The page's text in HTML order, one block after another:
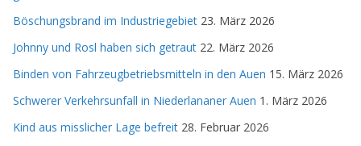
Böschungsbrand im Industriegebiet 23. März 2026
Johnny und Rosl haben sich getraut 22. März 2026
Binden von Fahrzeugbetriebsmitteln in den Auen 15. März 2026
Schwerer Verkehrsunfall in Niederlananer Auen 1. März 2026
Kind aus misslicher Lage befreit 28. Februar 2026